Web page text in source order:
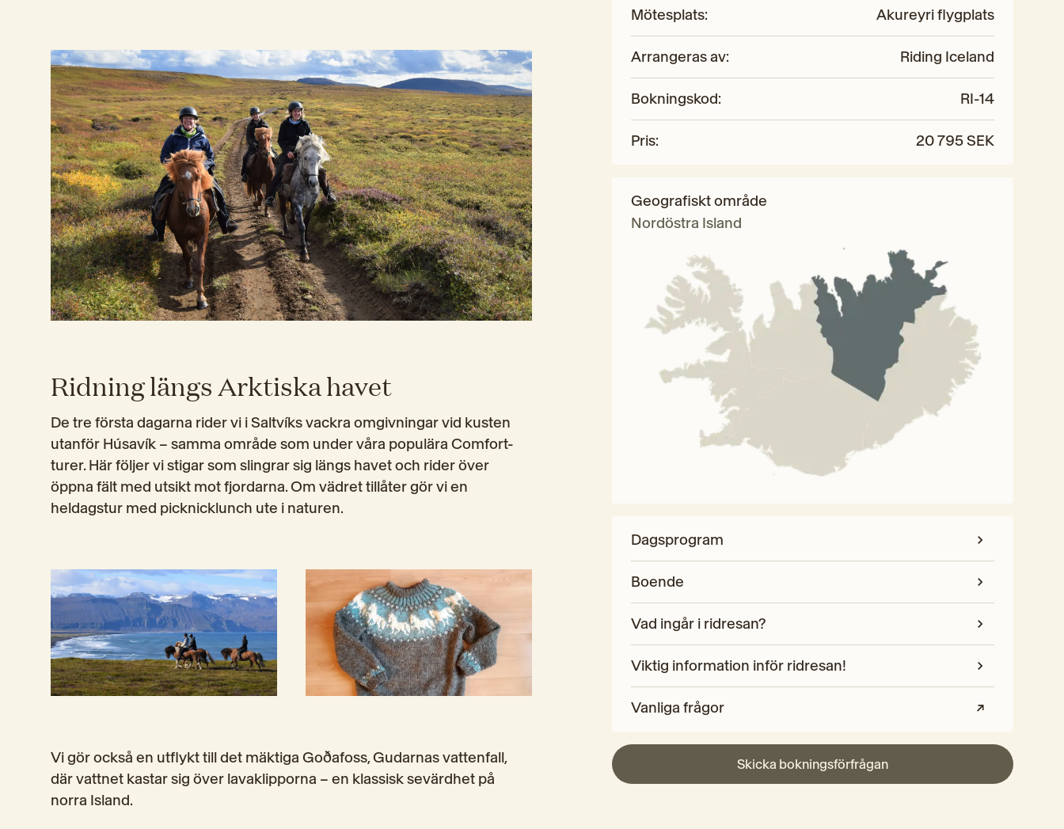
Ridning längs Arktiska havet
De tre första dagarna rider vi i Saltvíks vackra omgivningar vid kusten
utanför Húsavík – samma område som under våra populära Comfort-
turer. Här följer vi stigar som slingrar sig längs havet och rider över
öppna fält med utsikt mot fjordarna. Om vädret tillåter gör vi en
heldagstur med picknicklunch ute i naturen.
Vi gör också en utflykt till det mäktiga Goðafoss, Gudarnas vattenfall,
där vattnet kastar sig över lavaklipporna – en klassisk sevärdhet på
norra Island.
Mötesplats: Akureyri flygplats
Arrangeras av: Riding Iceland
Bokningskod: RI-14
Pris: 20 795 SEK
Geografiskt område
Nordöstra Island
Dagsprogram
Boende
Vad ingår i ridresan?
Viktig information inför ridresan!
Vanliga frågor
Skicka bokningsförfrågan